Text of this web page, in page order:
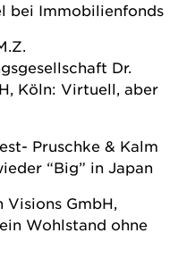
bei Immobilienfonds
Dr.
Köln: Virtuell, aber
Pruschke & Kalm
“Big” in Japan
Visions GmbH,
Wohlstand ohne